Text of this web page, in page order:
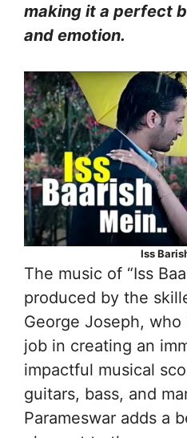
making it a perfect
and emotion.
Iss
The music of “Iss
produced by the
George Joseph,
job in creating an
impactful musical
guitars, bass, and
Parameswar adds a